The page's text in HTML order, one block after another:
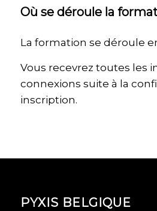
Où se déroule la
La formation se déroule
Vous recevrez toutes les
connexions suite à la
inscription.
PYXIS BELGIQUE